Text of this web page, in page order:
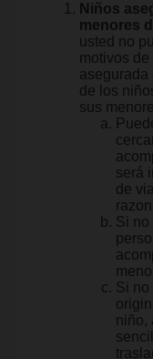
Niños
menores
usted no
motivos
asegurada
de los
sus
será
de
Si no
Si no
niño,